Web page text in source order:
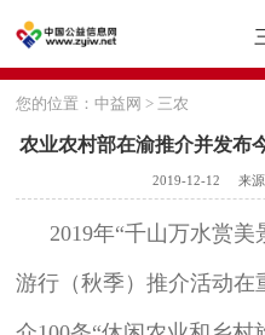
您的位置：中益网 > 三农
农业农村部在渝推介并发布
2019-12-12 来
2019年“千山万水赏
游行（秋季）推介活动在